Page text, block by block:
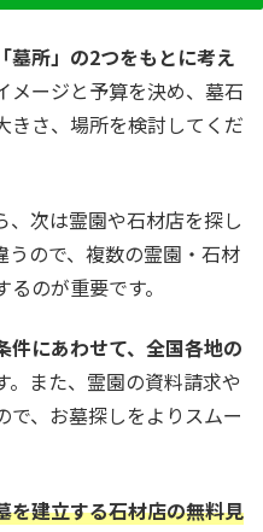
墓所」の2つをもとに考え
メージと予算を決め、墓石
きさ、場所を検討してくだ
次は霊園や石材店を探し
うので、複数の霊園・石材
のが重要です。
件にあわせて、全国各地の
。また、霊園の資料請求や
、お墓探しをよりスムー
を建立する石材店の無料見